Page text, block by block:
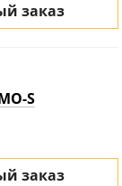
заказ
S
заказ